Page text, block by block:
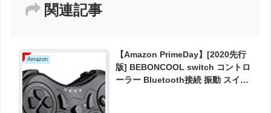
関連記事
Amazon
【Amazon PrimeDay】[2020先行
版] BEBONCOOL switch コントロ
ーラー Bluetooth接続 振動 スイッ